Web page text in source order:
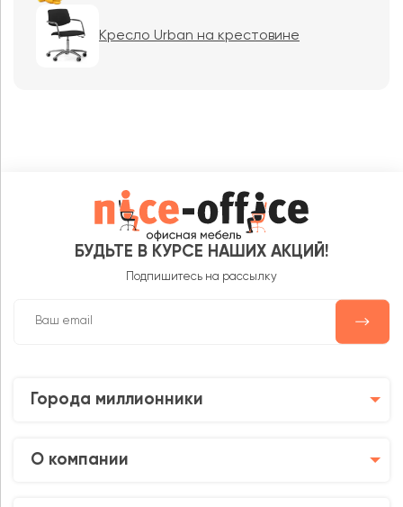
Кресло Urban на крестовине
БУДЬТЕ В КУРСЕ НАШИХ АКЦИЙ!
Подпишитесь на рассылку
Города миллионники
О компании